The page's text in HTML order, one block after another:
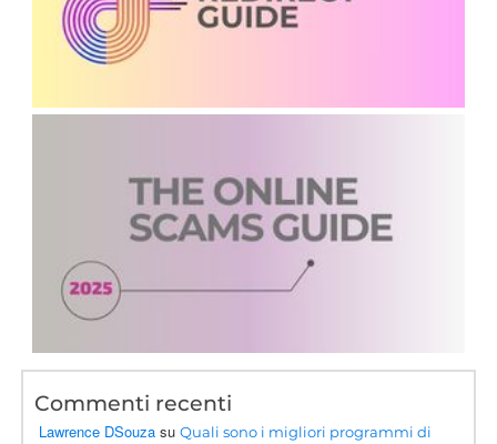
Commenti recenti
Lawrence DSouza suQuali sono i migliori programmi di